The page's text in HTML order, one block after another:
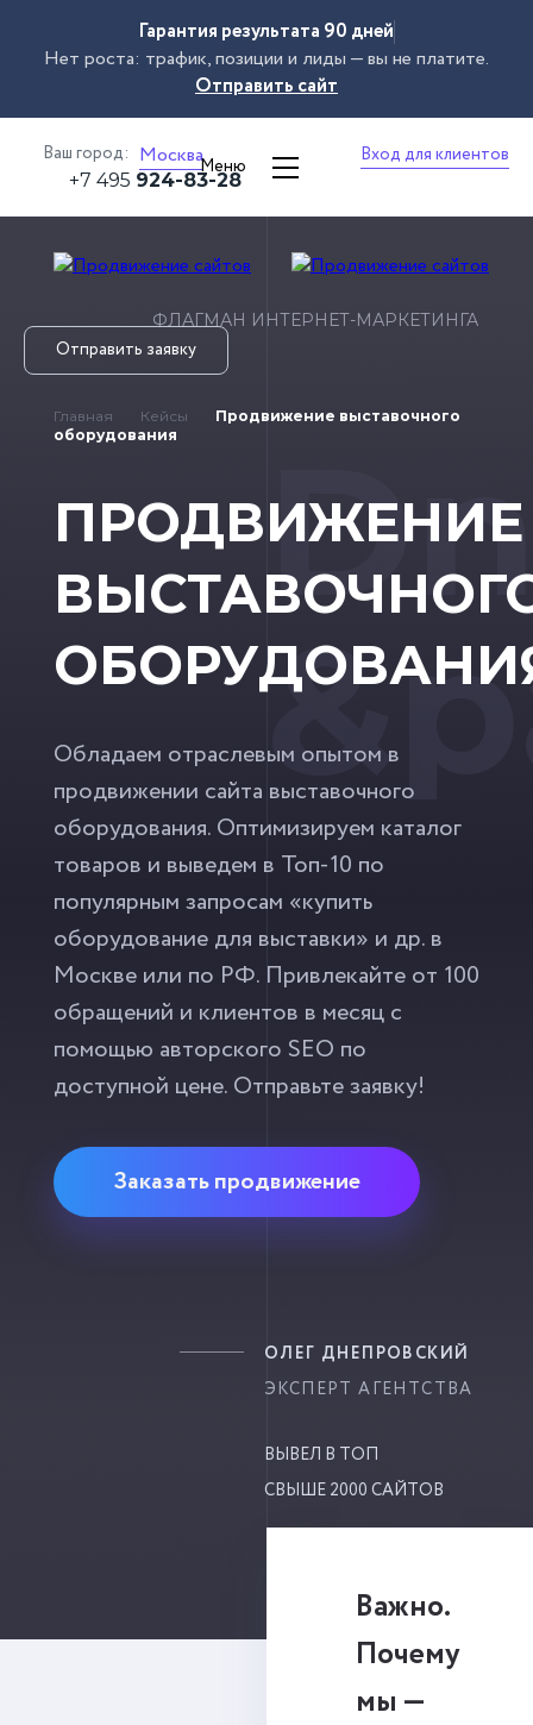
Гарантия результата 90 дней
Нет роста: трафик, позиции и лиды — вы не платите.
Отправить сайт
Ваш город: МоскваМеню
Вход для клиентов
+7 495 924-83-28
ФЛАГМАН ИНТЕРНЕТ-МАРКЕТИНГА
Отправить заявку
Главная Кейсы
Продвижение выставочного
оборудования
ПРОДВИЖЕНИЕ
Обладаем отраслевым опытом в
продвижении сайта выставочного
оборудования. Оптимизируем каталог
товаров и выведем в Топ-10 по
популярным запросам «купить
оборудование для выставки» и др. в
Москве или по РФ. Привлекайте от 100
обращений и клиентов в месяц с
помощью авторского SEO по
доступной цене. Отправьте заявку!
Заказать продвижение
ОЛЕГ ДНЕПРОВСКИЙ
ЭКСПЕРТ АГЕНТСТВА
ВЫВЕЛ В ТОП
СВЫШЕ 2000 САЙТОВ
Важно.
Почему
мы —